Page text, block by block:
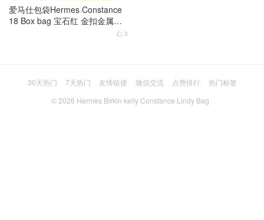
爱马仕包袋Hermes Constance
18 Box bag 宝石红 金扣金属蜡
 3
30天热门 7天热门 友情链接 微信交流 点赞排行
热门标签
© 2026 Hermès Birkin kelly Constance Lindy Bag